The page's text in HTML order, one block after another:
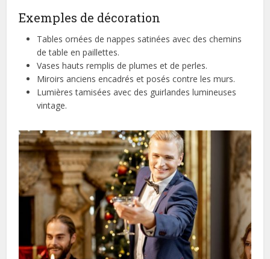
Exemples de décoration
Tables ornées de nappes satinées avec des chemins
de table en paillettes.
Vases hauts remplis de plumes et de perles.
Miroirs anciens encadrés et posés contre les murs.
Lumières tamisées avec des guirlandes lumineuses
vintage.